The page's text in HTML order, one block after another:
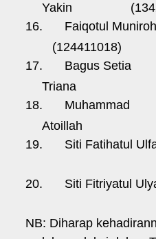
Yakin
16.
Faiqotul Muniroh
(124411018)
17.
Bagus Setia
Triana
18.
Muhammad
Atoillah
19.
Siti Fatihatul
20. Siti Fitriyatul
NB: Diharap